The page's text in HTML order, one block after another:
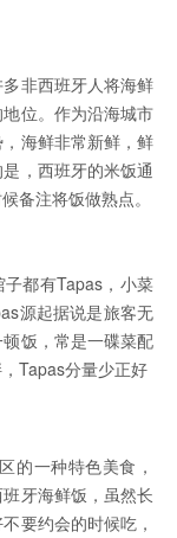
非西班牙人将海鲜
位。作为沿海城市
海鲜非常新鲜，鲜
，西班牙的米饭通
备注将饭做熟点。
都有Tapas，小菜
源起据说是旅客无
饭，常是一碟菜配
Tapas分量少正好
的一种特色美食，
牙海鲜饭，虽然长
要约会的时候吃，